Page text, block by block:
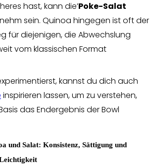
hast, kann die’Poke-Salat
sein. Quinoa hingegen ist oft der
für diejenigen, die Abwechslung
vom klassischen Format
kannst du dich auch
inspirieren lassen, um zu verstehen,
das Endergebnis der Bowl
und Salat: Konsistenz, Sättigung und